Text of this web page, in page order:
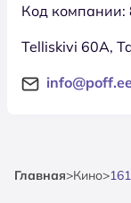
Код компании:
Telliskivi 60A,
info@poff.ee
Главная>Кино>